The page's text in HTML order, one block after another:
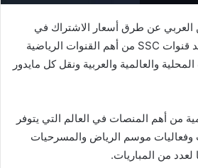
عن طرق أسعار الاشتراك في
شاهد وقناة SSC حيث تعد قنوات SSC من أهم القنوات الرياضية
والعالمية والعربية ونقل كل مايدور
من أهم المنصات في العالم التي يتوفر
وفعاليات موسم الرياض والمسرحيات
لعدد من المباريات.